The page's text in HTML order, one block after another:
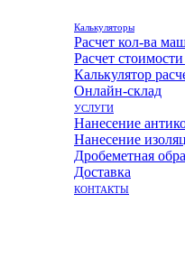
Калькуляторы
Расчет кол-ва
Расчет
Калькулятор
Онлайн-склад
УСЛУГИ
Нанесение
Нанесение
Дробеметная
Доставка
КОНТАКТЫ